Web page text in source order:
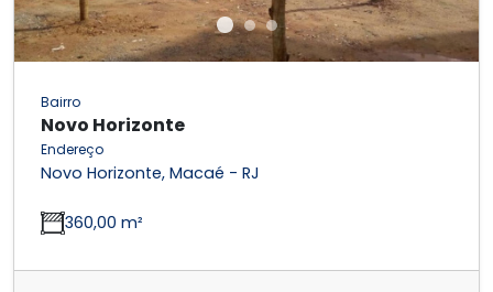
Bairro
Novo Horizonte
Endereço
Novo Horizonte, Macaé - RJ
360,00 m²